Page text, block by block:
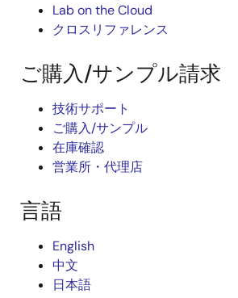
Lab on the Cloud
クロスリファレンス
ご購入/サンプル請求
技術サポート
ご購入/サンプル
在庫確認
営業所・代理店
言語
English
中文
日本語